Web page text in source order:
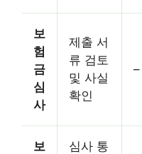
보
험
금
심
사
제출 서
류 검토
및 사실
확인
–
보
심사 통